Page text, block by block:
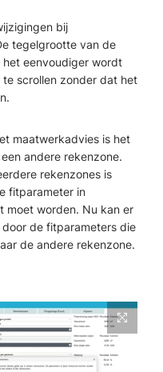
bij
tegelgrootte van de
eenvoudiger wordt
scrollen zonder dat het
maatwerkadvies is het
andere rekenzone.
rekenzones is
fitparameter in
moet worden. Nu kan er
de fitparameters die
de andere rekenzone.